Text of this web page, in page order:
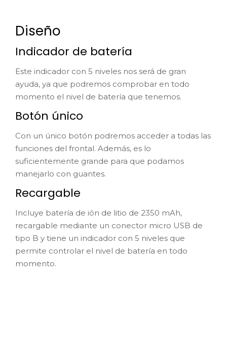
Diseño
Indicador de batería
Este indicador con 5 niveles nos será de gran
ayuda, ya que podremos comprobar en todo
momento el nivel de batería que tenemos.
Botón único
Con un único botón podremos acceder a todas las
funciones del frontal. Además, es lo
suficientemente grande para que podamos
manejarlo con guantes.
Recargable
Incluye batería de ión de litio de 2350 mAh,
recargable mediante un conector micro USB de
tipo B y tiene un indicador con 5 niveles que
permite controlar el nivel de batería en todo
momento.